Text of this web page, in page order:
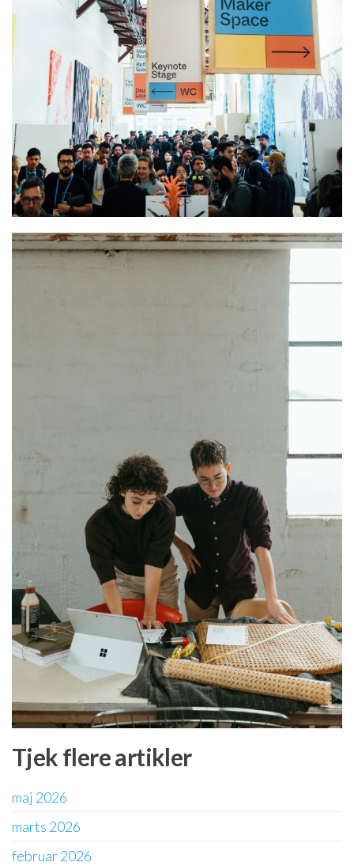
Tjek flere artikler
maj 2026
marts 2026
februar 2026